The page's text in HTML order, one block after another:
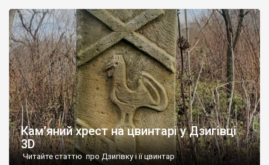
століття тут розмістили туберкульозну лікарню. Коли із
палацу виїхала лікарня – ми точно не […]
Кам’яний хрест на цвинтарі у Дзигівці
3D
Читайте статтю про Дзигівку і її цвинтар